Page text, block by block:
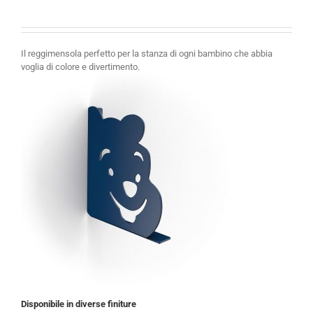
Il reggimensola perfetto per la stanza di ogni bambino che abbia
voglia di colore e divertimento.
Disponibile in diverse finiture